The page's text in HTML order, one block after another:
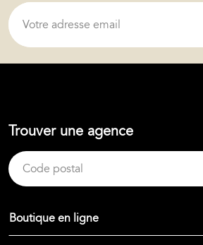
Trouver une agence
Boutique en ligne